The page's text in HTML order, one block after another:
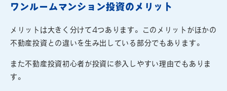
ワンルームマンション投資のメリット
メリットは大きく分けて4つあります。このメリットがほかの
不動産投資との違いを生み出している部分でもあります。
また不動産投資初心者が投資に参入しやすい理由でもありま
す。